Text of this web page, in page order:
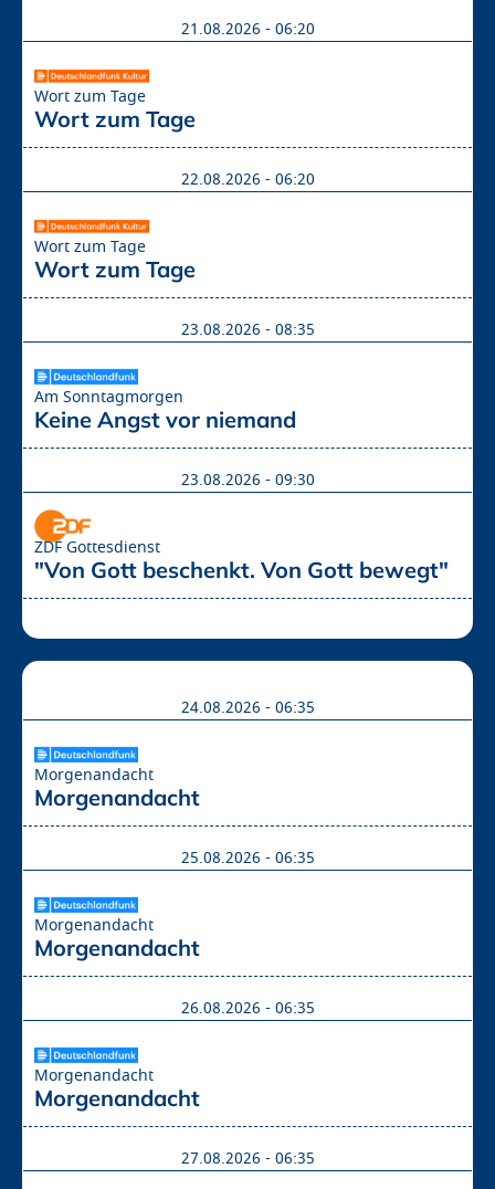
21.08.2026 - 06:20
Wort zum Tage
Wort zum Tage
22.08.2026 - 06:20
Wort zum Tage
Wort zum Tage
23.08.2026 - 08:35
Am Sonntagmorgen
Keine Angst vor niemand
23.08.2026 - 09:30
ZDF Gottesdienst
"Von Gott beschenkt. Von Gott bewegt"
24.08.2026 - 06:35
Morgenandacht
Morgenandacht
25.08.2026 - 06:35
Morgenandacht
Morgenandacht
26.08.2026 - 06:35
Morgenandacht
Morgenandacht
27.08.2026 - 06:35